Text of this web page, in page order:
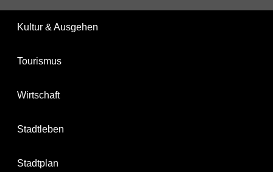
Kultur & Ausgehen
Tourismus
Wirtschaft
Stadtleben
Stadtplan